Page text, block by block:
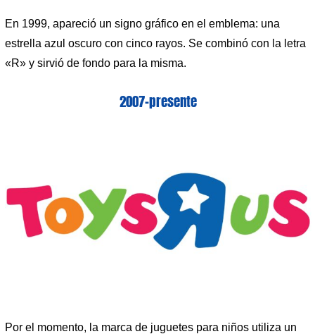
En 1999, apareció un signo gráfico en el emblema: una
estrella azul oscuro con cinco rayos. Se combinó con la letra
«R» y sirvió de fondo para la misma.
2007-presente
Por el momento, la marca de juguetes para niños utiliza un